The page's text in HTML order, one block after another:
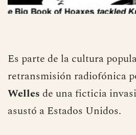
Es parte de la cultura
retransmisión radiofónica
Welles de una ficticia
asustó a Estados Unidos.